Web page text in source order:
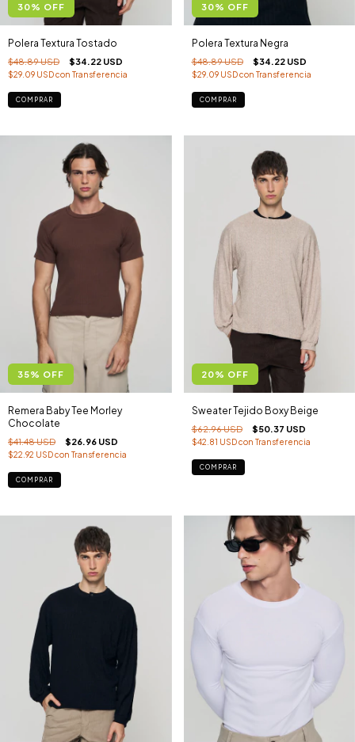
30% OFF
Polera Textura Tostado
$48.89 USD $34.22 USD
$29.09 USDcon Transferencia
COMPRAR
30% OFF
Polera Textura Negra
$48.89 USD $34.22 USD
$29.09 USDcon Transferencia
COMPRAR
35% OFF
Remera Baby Tee Morley
Chocolate
$41.48 USD $26.96 USD
$22.92 USDcon Transferencia
COMPRAR
20% OFF
Sweater Tejido Boxy Beige
$62.96 USD $50.37 USD
$42.81 USDcon Transferencia
COMPRAR